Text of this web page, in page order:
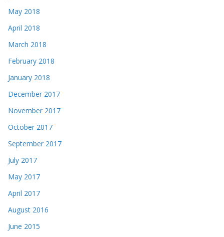
May 2018
April 2018
March 2018
February 2018
January 2018
December 2017
November 2017
October 2017
September 2017
July 2017
May 2017
April 2017
August 2016
June 2015